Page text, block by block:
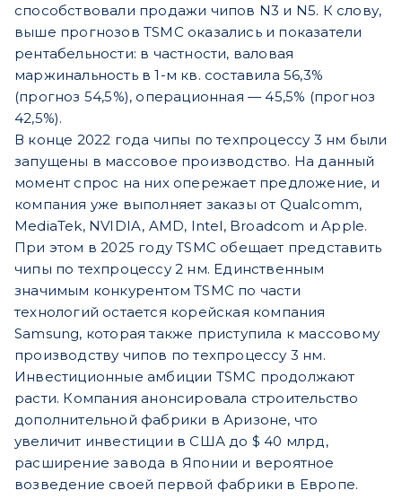
способствовали продажи чипов N3 и N5. К слову,
выше прогнозов TSMC оказались и показатели
рентабельности: в частности, валовая
маржинальность в 1-м кв. составила 56,3%
(прогноз 54,5%), операционная — 45,5% (прогноз
42,5%).
В конце 2022 года чипы по техпроцессу 3 нм были
запущены в массовое производство. На данный
момент спрос на них опережает предложение, и
компания уже выполняет заказы от Qualcomm,
MediaTek, NVIDIA, AMD, Intel, Broadcom и Apple.
При этом в 2025 году TSMC обещает представить
чипы по техпроцессу 2 нм. Единственным
значимым конкурентом TSMC по части
технологий остается корейская компания
Samsung, которая также приступила к массовому
производству чипов по техпроцессу 3 нм.
Инвестиционные амбиции TSMC продолжают
расти. Компания анонсировала строительство
дополнительной фабрики в Аризоне, что
увеличит инвестиции в США до $ 40 млрд,
расширение завода в Японии и вероятное
возведение своей первой фабрики в Европе.